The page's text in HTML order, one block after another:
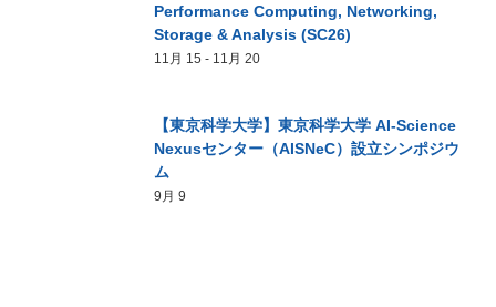
Performance Computing, Networking,
Storage & Analysis (SC26)
11月 15 - 11月 20
【東京科学大学】東京科学大学 AI-Science
Nexusセンター（AISNeC）設立シンポジウ
ム
9月 9